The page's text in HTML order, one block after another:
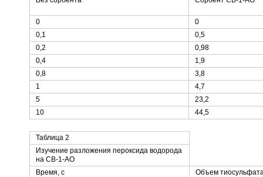
0
0
0,1
0,5
0,2
0,98
0,4
1,9
0,8
3,8
1
4,7
5
23,2
10
44,5
Таблица 2
Изучение разложения пероксида водорода
на СВ-1-АО
Время, с
Объем